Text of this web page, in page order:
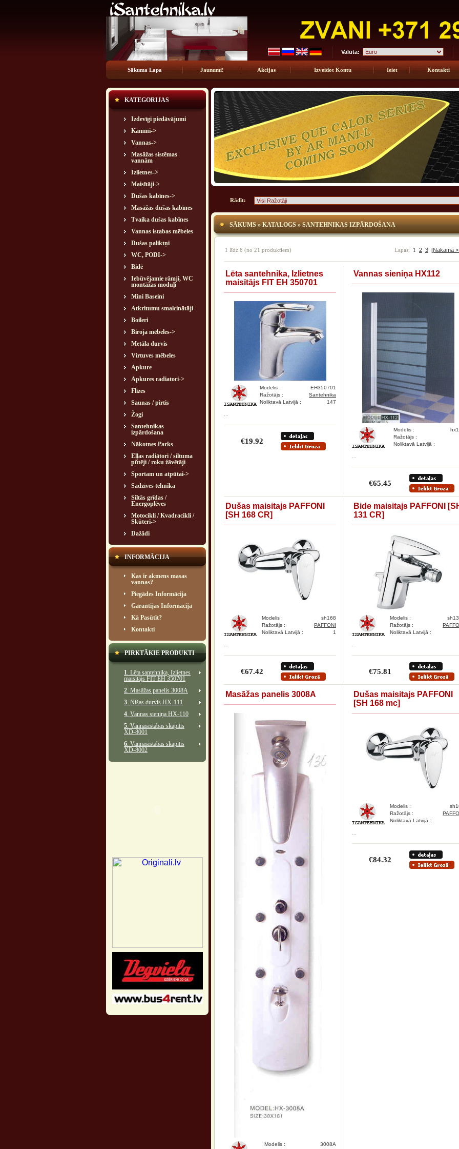
Valūta:
Sākuma Lapa Jaunumi! Akcijas Izveidot Kontu Ieiet Kontakti
KATEGORIJAS
Izdevīgi piedāvājumi
Kamīni->
Vannas->
Masāžas sistēmas
vannām
Izlietnes->
Maisītāji->
Dušas kabīnes->
Masāžas dušas kabīnes
Tvaika dušas kabīnes
Vannas istabas mēbeles
Dušas paliktņi
WC, PODI->
Bidē
Iebūvējamie rāmji, WC
montāžas moduļi
Mini Baseini
Atkritumu smalcinātāji
Boileri
Biroja mēbeles->
Metāla durvis
Virtuves mēbeles
Apkure
Apkures radiatori->
Flīzes
Saunas / pirtis
Žogi
Santehnikas
izpārdošana
Nākotnes Parks
Eļļas radiātori / siltuma
pūtēji / roku žāvētāji
Sportam un atpūtai->
Sadzīves tehnika
Siltās grīdas /
Energoplēves
Motocikli / Kvadracikli /
Skūteri->
Dažādi
INFORMĀCIJA
Kas ir akmens masas
vannas?
Piegādes Informācija
Garantijas Informācija
Kā Pasūtīt?
Kontakti
PIRKTĀKIE PRODUKTI
1. Lēta santehnika, Izlietnes
maisītājs FIT EH 350701
2. Masāžas panelis 3008A
3. Nišas durvis HX-111
4. Vannas sieniņa HX-110
5. Vannasistabas skapītis
XD-8001
6. Vannasistabas skapītis
XD-8002
Rādīt:
SĀKUMS»KATALOGS»SANTEHNIKAS IZPĀRDOŠANA
1 līdz 8 (no 21 produktiem) Lapas: 1 2 3 [Nākamā
Lēta santehnika, Izlietnes
maisītājs FIT EH 350701
Modelis :
EH350701
Ražotājs :
Santehnika
Noliktavā Latvijā :
147
€19.92
Vannas sieniņa HX112
Modelis :
Ražotājs :
Noliktavā Latvijā :
€65.45
Dušas maisitajs PAFFONI
[SH 168 CR]
Modelis :
sh168
Ražotājs :
PAFFONI
Noliktavā Latvijā :
1
€67.42
Bide maisitajs PAFFONI
131 CR]
Modelis :
Ražotājs :
Noliktavā Latvijā :
€75.81
Masāžas panelis 3008A
Modelis :
3008A
Dušas maisitajs PAFFONI
[SH 168 mc]
Modelis :
Ražotājs :
Noliktavā Latvijā :
€84.32